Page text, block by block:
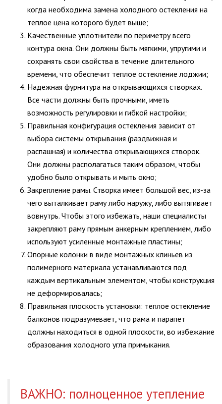
когда необходима замена холодного остекления на
теплое цена которого будет выше;
Качественные уплотнители по периметру всего
контура окна. Они должны быть мягкими, упругими и
сохранять свои свойства в течение длительного
времени, что обеспечит теплое остекление лоджии;
Надежная фурнитура на открывающихся створках.
Все части должны быть прочными, иметь
возможность регулировки и гибкой настройки;
Правильная конфигурация остекления зависит от
выбора системы открывания (раздвижная и
распашная) и количества открывающихся створок.
Они должны располагаться таким образом, чтобы
удобно было открывать и мыть окно;
Закрепление рамы. Створка имеет большой вес, из-за
чего выталкивает раму либо наружу, либо вытягивает
вовнутрь. Чтобы этого избежать, наши специалисты
закрепляют раму прямым анкерным креплением, либо
используют усиленные монтажные пластины;
Опорные колонки в виде монтажных клиньев из
полимерного материала устанавливаются под
каждым вертикальным элементом, чтобы конструкция
не деформировалась;
Правильная плоскость установки: теплое остекление
балконов подразумевает, что рама и парапет
должны находиться в одной плоскости, во избежание
образования холодного угла примыкания.
ВАЖНО: полноценное утепление